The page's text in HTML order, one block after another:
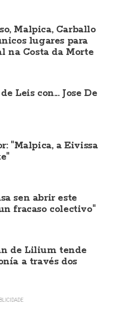
Malpica, Carballo
lugares para
na Costa da Morte
Leis con... Jose De
"Malpica, a Eivissa
sen abrir este
fracaso colectivo"
de Lilium tende
a través dos